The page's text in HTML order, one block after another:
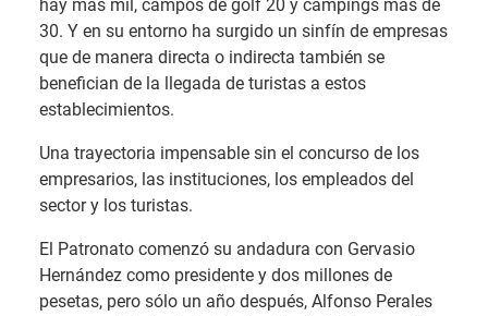
hay más mil, campos de golf 20 y campings más de
30. Y en su entorno ha surgido un sinfín de empresas
que de manera directa o indirecta también se
benefician de la llegada de turistas a estos
establecimientos.
Una trayectoria impensable sin el concurso de los
empresarios, las instituciones, los empleados del
sector y los turistas.
El Patronato comenzó su andadura con Gervasio
Hernández como presidente y dos millones de
pesetas, pero sólo un año después, Alfonso Perales